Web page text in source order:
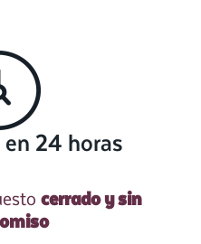
24 horas
cerrado y sin